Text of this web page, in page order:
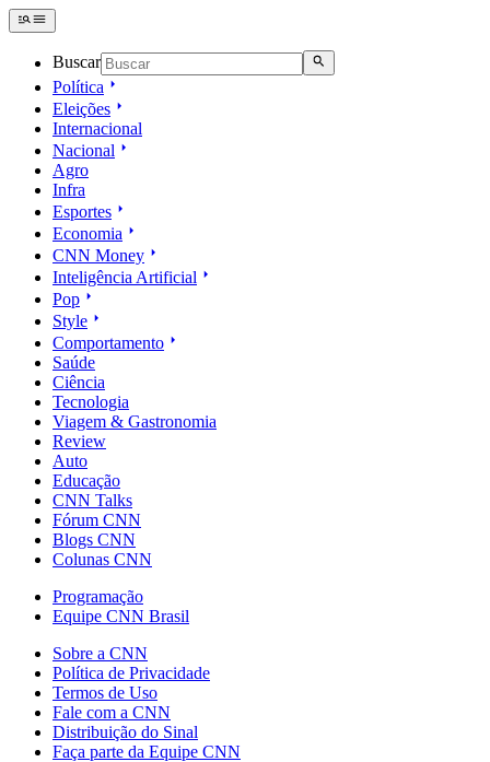
Buscar
Política
Eleições
Internacional
Nacional
Agro
Infra
Esportes
Economia
CNN Money
Inteligência Artificial
Pop
Style
Comportamento
Saúde
Ciência
Tecnologia
Viagem & Gastronomia
Review
Auto
Educação
CNN Talks
Fórum CNN
Blogs CNN
Colunas CNN
Programação
Equipe CNN Brasil
Sobre a CNN
Política de Privacidade
Termos de Uso
Fale com a CNN
Distribuição do Sinal
Faça parte da Equipe CNN